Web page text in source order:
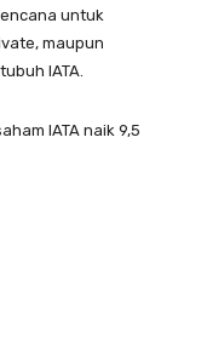
untuk
maupun
IATA.
IATA naik 9,5